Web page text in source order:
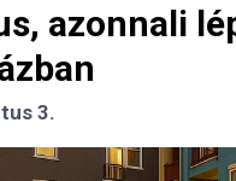
azonnali
3.